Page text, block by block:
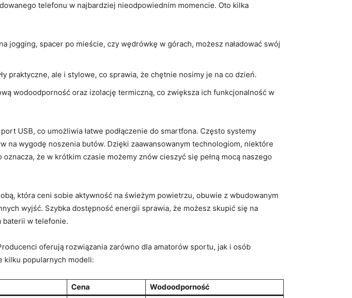
telefonu w najbardziej nieodpowiednim momencie. Oto kilka
jogging, spacer po mieście, czy wędrówkę w górach, możesz naładować swój
praktyczne, ale i stylowe, co sprawia, że chętnie nosimy je na co dzień.
wodoodporność oraz izolację termiczną, co zwiększa ich funkcjonalność w
USB, co umożliwia łatwe podłączenie do smartfona. Często systemy
na wygodę noszenia butów. Dzięki zaawansowanym technologiom, niektóre
że w krótkim czasie możemy znów cieszyć się pełną mocą naszego
która ceni sobie aktywność na świeżym powietrzu, obuwie z wbudowanym
wyjść. Szybka dostępność energii sprawia, że możesz skupić się na
baterii w telefonie.
oferują rozwiązania zarówno dla amatorów sportu, jak i osób
kilku popularnych modeli:
Cena
Wodoodporność